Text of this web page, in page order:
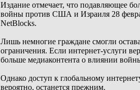
Издание отмечает, что подавляющее
войны против США и Израиля 28
NetBlocks.
Лишь немногие граждане смогли
ограничения. Если интернет-услуги
больше медиаконтента о влиянии
Однако доступ к глобальному
вероятно, останется прежним.